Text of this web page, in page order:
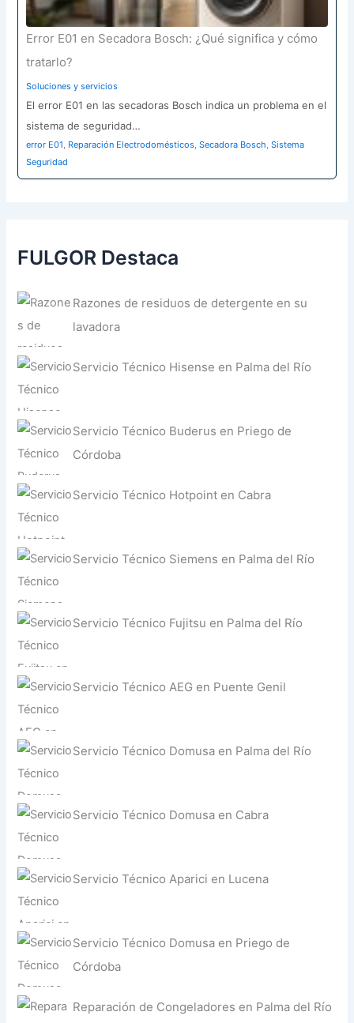
Error E01 en Secadora Bosch: ¿Qué significa y cómo
tratarlo?
Soluciones y servicios
El error E01 en las secadoras Bosch indica un problema en el
sistema de seguridad…
error E01, Reparación Electrodomésticos,Secadora Bosch,Sistema
Seguridad
FULGOR Destaca
Razones de residuos de detergente en su
lavadora
Servicio Técnico Hisense en Palma del Río
Servicio Técnico Buderus en Priego de
Córdoba
Servicio Técnico Hotpoint en Cabra
Servicio Técnico Siemens en Palma del Río
Servicio Técnico Fujitsu en Palma del Río
Servicio Técnico AEG en Puente Genil
Servicio Técnico Domusa en Palma del Río
Servicio Técnico Domusa en Cabra
Servicio Técnico Aparici en Lucena
Servicio Técnico Domusa en Priego de
Córdoba
Reparación de Congeladores en Palma del Río